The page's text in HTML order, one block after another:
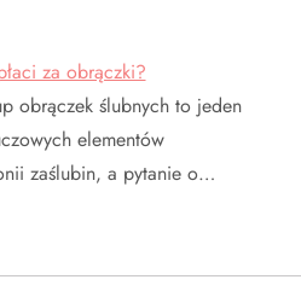
za obrączki?
obrączek ślubnych to jeden
elementów
zaślubin, a pytanie o…